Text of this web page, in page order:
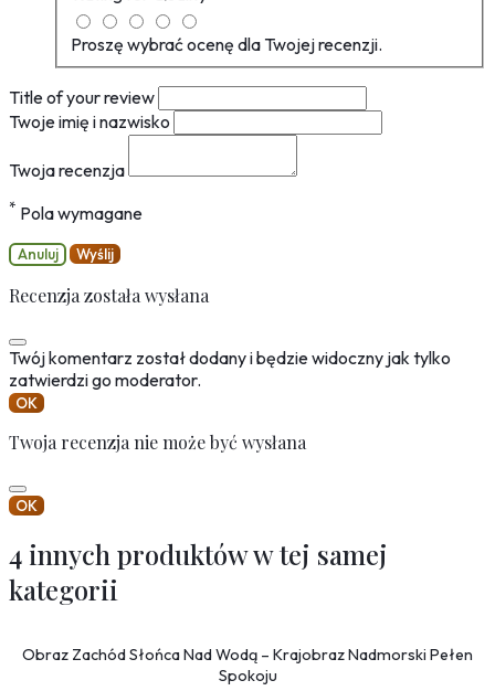
Proszę wybrać ocenę dla Twojej recenzji.
Title of your review
Twoje imię i nazwisko
Twoja recenzja
* Pola wymagane
Anuluj Wyślij
Recenzja została wysłana
Twój komentarz został dodany i będzie widoczny jak tylko
zatwierdzi go moderator.
OK
Twoja recenzja nie może być wysłana
OK
4 innych produktów w tej samej
kategorii
Obraz Zachód Słońca Nad Wodą – Krajobraz Nadmorski Pełen
Spokoju